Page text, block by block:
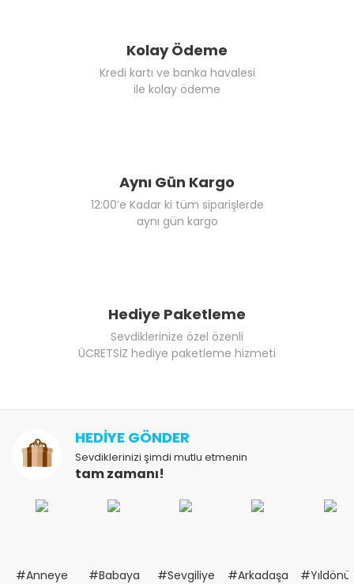
Kolay Ödeme
Kredi kartı ve banka havalesi
ile kolay ödeme
Aynı Gün Kargo
12:00’e Kadar ki tüm siparişlerde
aynı gün kargo
Hediye Paketleme
Sevdiklerinize özel özenli
ÜCRETSİZ hediye paketleme hizmeti
HEDİYE GÖNDER
Sevdiklerinizi şimdi mutlu etmenin
tam zamanı!
#Anneye #Babaya #Sevgiliye #Arkadaşa